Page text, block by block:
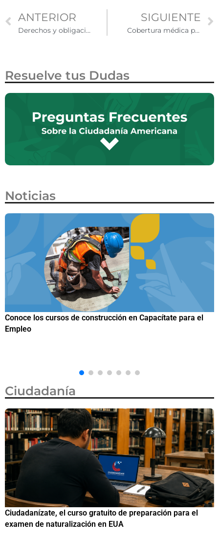
ANTERIOR
Derechos y obligaciones que adquieres a través de la ciudadanía estadounidense
SIGUIENTE
Cobertura médica para inmigrantes: ¿quiénes califican para acceder al Mercado de Seguros Médicos?
Resuelve tus Dudas
Noticias
Capacítate para el
Trump firma nueva orden ejecutiva
Ciudadanía
de preparación para el
Si eres residente ingresa a
de preparación para el